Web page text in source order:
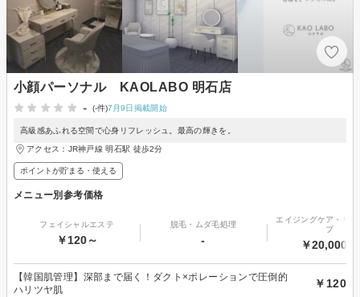
小顔パーソナル KAOLABO 明石店
-
(-件)7月9日掲載開始
高級感あふれる空間で心身リフレッシュ。最高の輝きを。
アクセス：JR神戸線 明石駅 徒歩2分
ポイントが貯まる・使える
メニュー別参考価格
フェイシャルエステ
￥120～
脱毛・ムダ毛処理
-
エイジングケア・リ
プ
￥20,000～
【韓国肌管理】深部まで届く！ダクト×ポレーションで圧倒的
ハリツヤ肌
￥120